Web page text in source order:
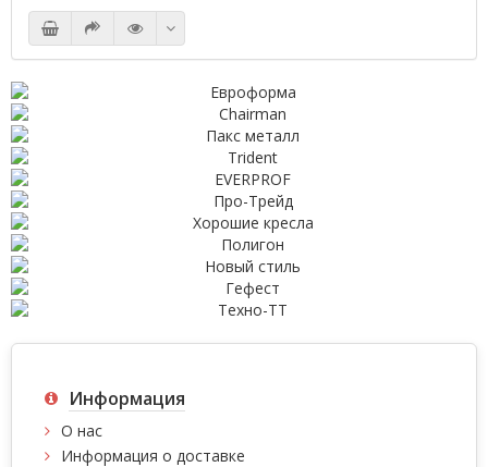
Информация
О нас
Информация о доставке